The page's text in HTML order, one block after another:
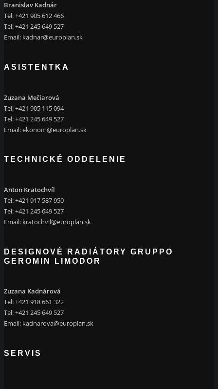
Branislav Kadnár
Tel: +421 905 612 466
Tel: +421 245 649 527
Email: kadnar@europlan.sk
ASISTENTKA
Zuzana Mečiarová
Tel: +421 905 115 094
Tel: +421 245 649 527
Email:ekonom@europlan.sk
TECHNICKÉ ODDELENIE
Anton Kratochvíl
Tel: +421 917 587 950
Tel: +421 245 649 527
Email: kratochvil@europlan.sk
DESIGNOVÉ RADIÁTORY GRUPPO
GEROMIN LIMODOR
Zuzana Kadnárová
Tel: +421 918 661 322
Tel: +421 245 649 527
Email: kadnarova@europlan.sk
SERVIS